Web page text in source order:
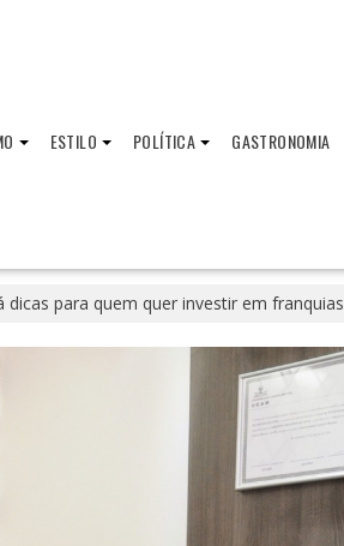
ESTILO POLÍTICA GASTRONOMIA
dicas para quem quer investir em franquias